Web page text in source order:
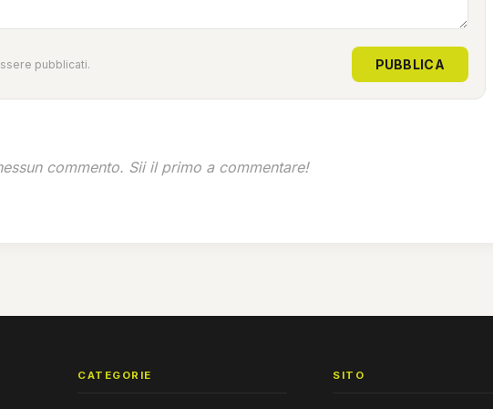
pubblicati. PUBBLICA
commento. Sii il primo a commentare!
CATEGORIE SITO